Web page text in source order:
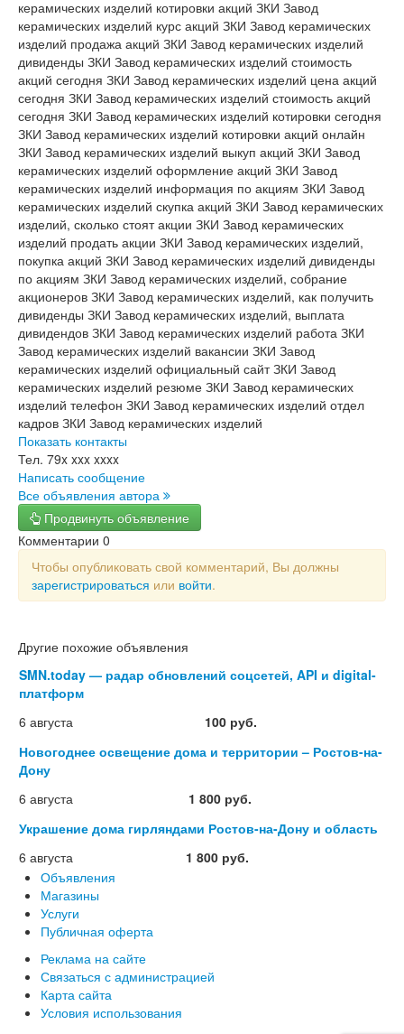
керамических изделий котировки акций ЗКИ Завод
керамических изделий курс акций ЗКИ Завод керамических
изделий продажа акций ЗКИ Завод керамических изделий
дивиденды ЗКИ Завод керамических изделий стоимость
акций сегодня ЗКИ Завод керамических изделий цена акций
сегодня ЗКИ Завод керамических изделий стоимость акций
сегодня ЗКИ Завод керамических изделий котировки сегодня
ЗКИ Завод керамических изделий котировки акций онлайн
ЗКИ Завод керамических изделий выкуп акций ЗКИ Завод
керамических изделий оформление акций ЗКИ Завод
керамических изделий информация по акциям ЗКИ Завод
керамических изделий скупка акций ЗКИ Завод керамических
изделий, сколько стоят акции ЗКИ Завод керамических
изделий продать акции ЗКИ Завод керамических изделий,
покупка акций ЗКИ Завод керамических изделий дивиденды
по акциям ЗКИ Завод керамических изделий, собрание
акционеров ЗКИ Завод керамических изделий, как получить
дивиденды ЗКИ Завод керамических изделий, выплата
дивидендов ЗКИ Завод керамических изделий работа ЗКИ
Завод керамических изделий вакансии ЗКИ Завод
керамических изделий официальный сайт ЗКИ Завод
керамических изделий резюме ЗКИ Завод керамических
изделий телефон ЗКИ Завод керамических изделий отдел
кадров ЗКИ Завод керамических изделий
Показать контакты
Тел. 79x xxx xxxx
Написать сообщение
Все объявления автора
Продвинуть объявление
Комментарии 0
Чтобы опубликовать свой комментарий, Вы должны
зарегистрироваться или войти.
Другие похожие объявления
SMN.today — радар обновлений соцсетей, API и digital-
платформ
6 августа
100 руб.
Новогоднее освещение дома и территории – Ростов-на-
Дону
6 августа
1 800 руб.
Украшение дома гирляндами Ростов-на-Дону и область
6 августа
1 800 руб.
Объявления
Магазины
Услуги
Публичная оферта
Реклама на сайте
Связаться с администрацией
Карта сайта
Условия использования